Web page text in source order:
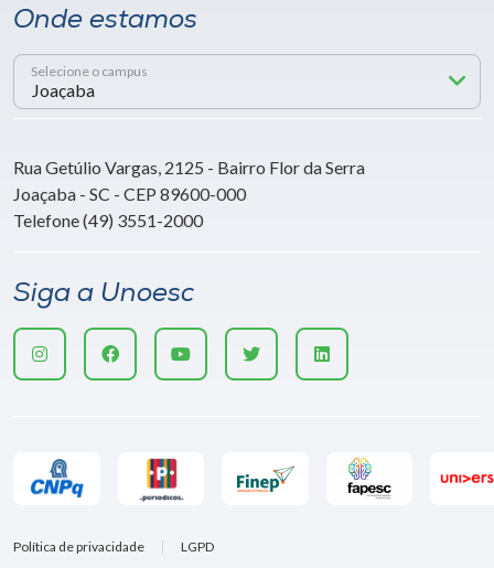
Onde estamos
Selecione o campus
Rua Getúlio Vargas, 2125 - Bairro Flor da Serra
Joaçaba - SC - CEP 89600-000
Telefone (49) 3551-2000
Siga a Unoesc
Política de privacidade LGPD